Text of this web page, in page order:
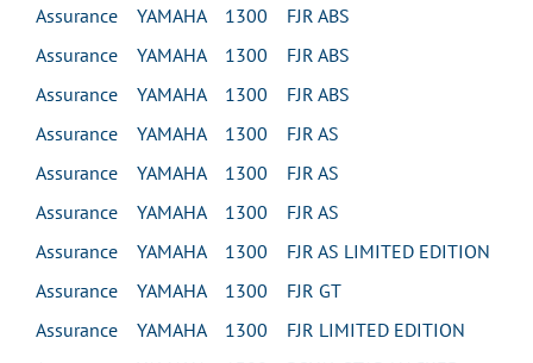
Assurance YAMAHA 1300 FJR ABS
Assurance YAMAHA 1300 FJR ABS
Assurance YAMAHA 1300 FJR ABS
Assurance YAMAHA 1300 FJR AS
Assurance YAMAHA 1300 FJR AS
Assurance YAMAHA 1300 FJR AS
Assurance YAMAHA 1300 FJR AS LIMITED EDITION
Assurance YAMAHA 1300 FJR GT
Assurance YAMAHA 1300 FJR LIMITED EDITION